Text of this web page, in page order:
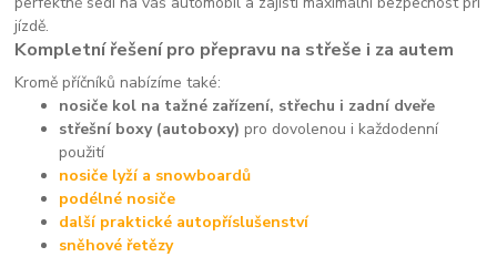
jízdě.
Kompletní řešení pro přepravu na střeše i za autem
Kromě příčníků nabízíme také:
nosiče kol na tažné zařízení, střechu i zadní dveře
střešní boxy (autoboxy) pro dovolenou i každodenní
použití
nosiče lyží a snowboardů
podélné nosiče
další praktické autopříslušenství
sněhové řetězy